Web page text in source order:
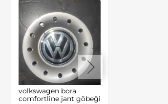
volkswagen bora
comfortline jant göbeği